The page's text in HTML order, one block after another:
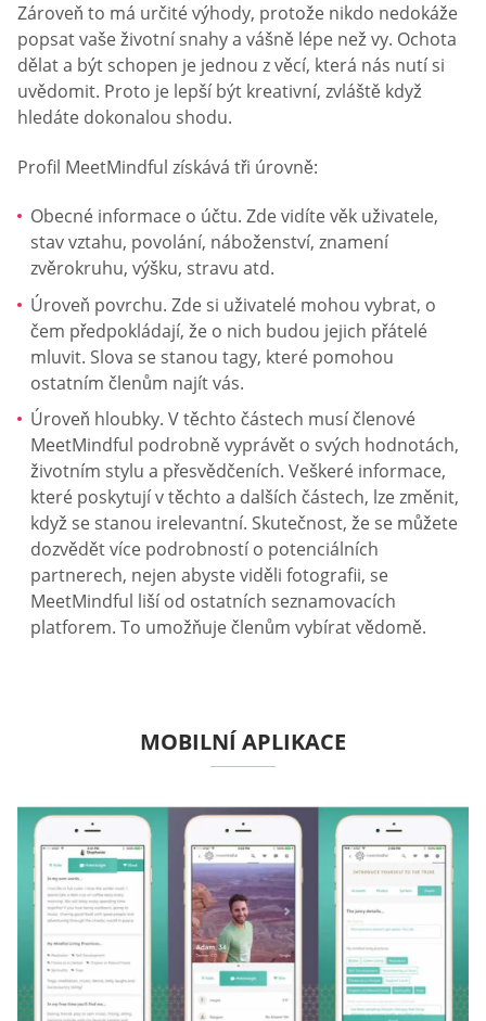
Zároveň to má určité výhody, protože nikdo nedokáže
popsat vaše životní snahy a vášně lépe než vy. Ochota
dělat a být schopen je jednou z věcí, která nás nutí si
uvědomit. Proto je lepší být kreativní, zvláště když
hledáte dokonalou shodu.
Profil MeetMindful získává tři úrovně:
Obecné informace o účtu. Zde vidíte věk uživatele,
stav vztahu, povolání, náboženství, znamení
zvěrokruhu, výšku, stravu atd.
Úroveň povrchu. Zde si uživatelé mohou vybrat, o
čem předpokládají, že o nich budou jejich přátelé
mluvit. Slova se stanou tagy, které pomohou
ostatním členům najít vás.
Úroveň hloubky. V těchto částech musí členové
MeetMindful podrobně vyprávět o svých hodnotách,
životním stylu a přesvědčeních. Veškeré informace,
které poskytují v těchto a dalších částech, lze změnit,
když se stanou irelevantní. Skutečnost, že se můžete
dozvědět více podrobností o potenciálních
partnerech, nejen abyste viděli fotografii, se
MeetMindful liší od ostatních seznamovacích
platforem. To umožňuje členům vybírat vědomě.
MOBILNÍ APLIKACE